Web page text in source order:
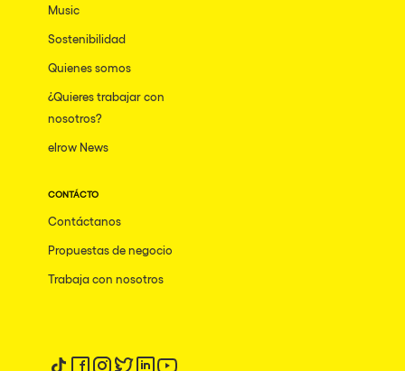
Music
Sostenibilidad
Quienes somos
¿Quieres trabajar con
nosotros?
elrow News
CONTÁCTO
Contáctanos
Propuestas de negocio
Trabaja con nosotros
Síguenos en tiktok
Síguenos en facebook
Síguenos en instagram
Síguenos en twitter
Síguenos en linkedin
Síguenos en youtube